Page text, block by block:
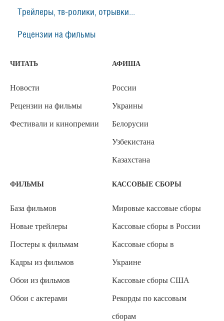
Трейлеры, тв-ролики, отрывки...
Рецензии на фильмы
ЧИТАТЬ
Новости
Рецензии на фильмы
Фестивали и кинопремии
АФИША
России
Украины
Белорусии
Узбекистана
Казахстана
ФИЛЬМЫ
База фильмов
Новые трейлеры
Постеры к фильмам
Кадры из фильмов
Обои из фильмов
Обои с актерами
КАССОВЫЕ СБОРЫ
Мировые кассовые сборы
Кассовые сборы в России
Кассовые сборы в
Украине
Кассовые сборы США
Рекорды по кассовым
сборам